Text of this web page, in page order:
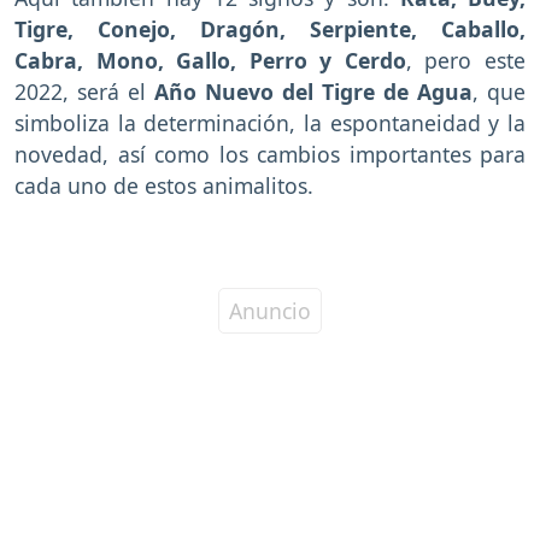
Tigre, Conejo, Dragón, Serpiente, Caballo,
Cabra, Mono, Gallo, Perro y Cerdo, pero este
2022, será el Año Nuevo del Tigre de Agua, que
simboliza la determinación, la espontaneidad y la
novedad, así como los cambios importantes para
cada uno de estos animalitos.